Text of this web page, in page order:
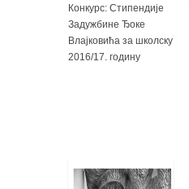
Конкурс: Стипендије
Задужбине Ђоке
Влајковића за школску
2016/17. годину